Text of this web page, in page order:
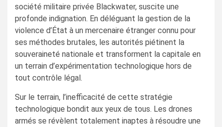
société militaire privée Blackwater, suscite une
profonde indignation. En déléguant la gestion de la
violence d’État à un mercenaire étranger connu pour
ses méthodes brutales, les autorités piétinent la
souveraineté nationale et transforment la capitale en
un terrain d’expérimentation technologique hors de
tout contrôle légal.
Sur le terrain, l’inefficacité de cette stratégie
technologique bondit aux yeux de tous. Les drones
armés se révèlent totalement inaptes à résoudre une